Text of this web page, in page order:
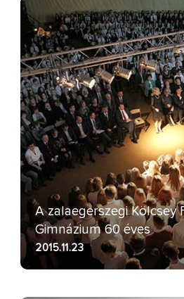
A zalaegerszegi Kölcsey
Gimnázium 60 éves
2015.11.23